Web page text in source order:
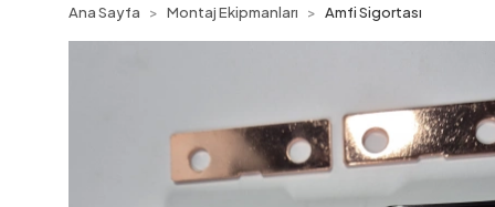
Ana Sayfa Montaj Ekipmanları Amfi Sigortası